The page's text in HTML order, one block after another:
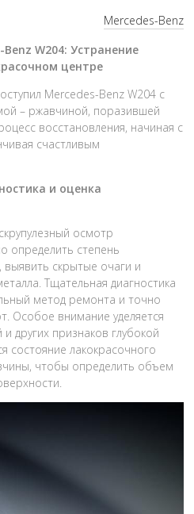
Mercedes-Benz
W204: Устранение
центре
Mercedes-Benz W204 с
– ржавчиной, поразившей
восстановления, начиная с
счастливым
и оценка
осмотр
определить степень
скрытые очаги и
Тщательная диагностика
метод ремонта и точно
Особое внимание уделяется
других признаков глубокой
состояние лакокрасочного
чтобы определить объем